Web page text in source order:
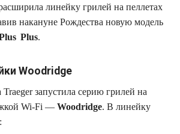
линейку грилей на пеллетах
накануне Рождества новую модель
Plus.
Woodridge
запустила серию грилей на
Wi‑Fi — Woodridge. В линейку